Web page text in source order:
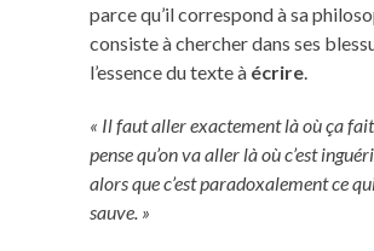
parce qu’il correspond à sa
consiste à chercher dans ses
l’essence du texte à écrire
« Il faut aller exactement là où ça
pense qu’on va aller là où c’est
alors que c’est paradoxalement ce
sauve. »